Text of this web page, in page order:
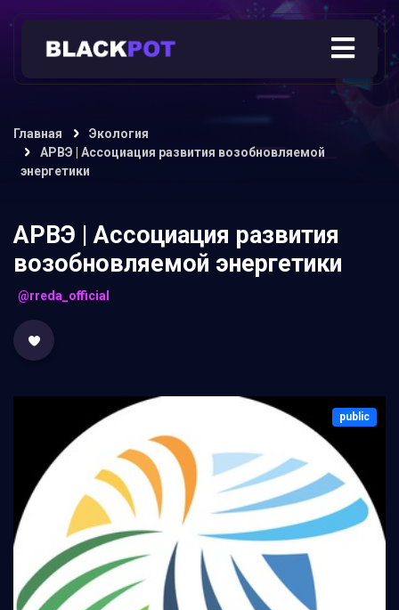
Главная
Экология
АРВЭ | Ассоциация развития возобновляемой
энергетики
АРВЭ | Ассоциация развития
возобновляемой энергетики
@rreda_official
public